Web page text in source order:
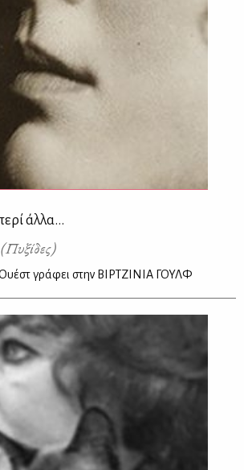
άλλα...
(Πυξίδες)
γράφει στην ΒΙΡΤΖΙΝΙΑ ΓΟΥΛΦ